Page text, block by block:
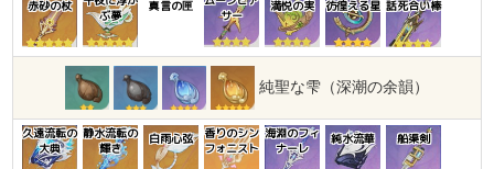
赤砂の杖
ぶ夢
真言の匣
サー
満悦の実 彷徨える星 話死合い棒
純聖な雫（深潮の余韻）
久遠流転の
大典
静水流転の
輝き
白雨心弦
香りのシン
フォニスト
海淵のフィ
ナーレ
純水流華 船渠剣